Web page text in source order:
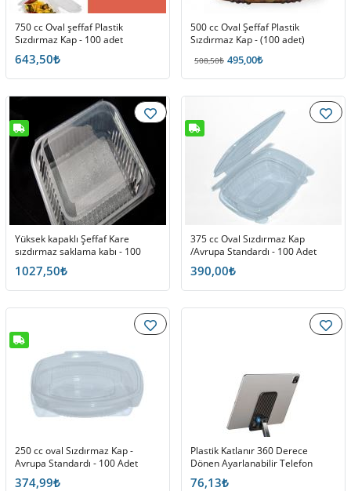
750 cc Oval şeffaf Plastik
Sızdırmaz Kap - 100 adet
643,50₺
500 cc Oval Şeffaf Plastik
Sızdırmaz Kap - (100 adet)
508,50₺ 495,00₺
Yüksek kapaklı Şeffaf Kare
sızdırmaz saklama kabı - 100
Adet
1027,50₺
375 cc Oval Sızdırmaz Kap
/Avrupa Standardı - 100 Adet
390,00₺
250 cc oval Sızdırmaz Kap -
Avrupa Standardı - 100 Adet
374,99₺
Plastik Katlanır 360 Derece
Dönen Ayarlanabilir Telefon
Tutucu Masaüstü ZM-0108D
76,13₺